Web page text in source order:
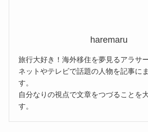
haremaru
旅行大好き！海外移住を夢見るアラサー
ネットやテレビで話題の人物を記事に
す。
自分なりの視点で文章をつづることを
す。